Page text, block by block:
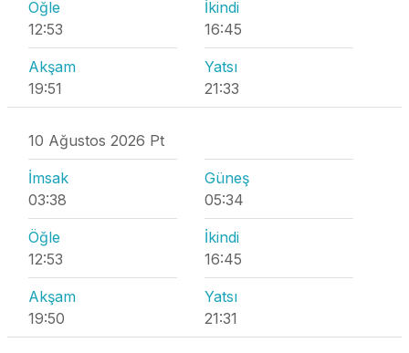
Öğle
12:53
İkindi
16:45
Akşam
19:51
Yatsı
21:33
10 Ağustos 2026 Pt
İmsak
03:38
Güneş
05:34
Öğle
12:53
İkindi
16:45
Akşam
19:50
Yatsı
21:31